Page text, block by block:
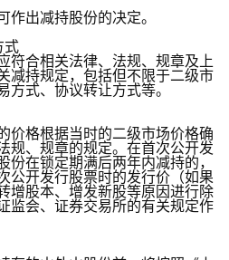
出减持股份的决定。
式
符合相关法律、法规、规章及上
减持规定，包括但不限于二级市
方式、协议转让方式等。
价格根据当时的二级市场价格确
规、规章的规定。在首次公开发
份在锁定期满后两年内减持的，
公开发行股票时的发行价（如果
增股本、增发新股等原因进行除
监会、证券交易所的有关规定作